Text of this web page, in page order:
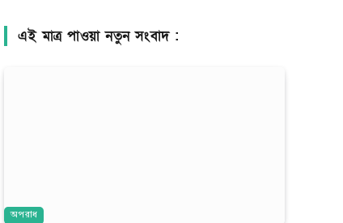
এই মাত্র পাওয়া নতুন সংবাদ :
অপরাধ